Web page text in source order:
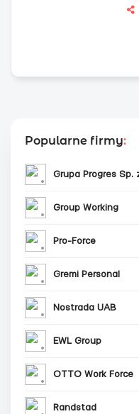
Popularne firmy:
Grupa Progres Sp.
Group Working
Pro-Force
Gremi Personal
Nostrada UAB
EWL Group
OTTO Work Force
Randstad